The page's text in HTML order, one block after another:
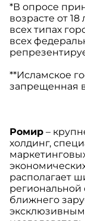
*В опросе
возрасте от
всех типах
всех
**Исламское
запрещенная
Ромир –
холдинг,
располагает
региональной
ближнего